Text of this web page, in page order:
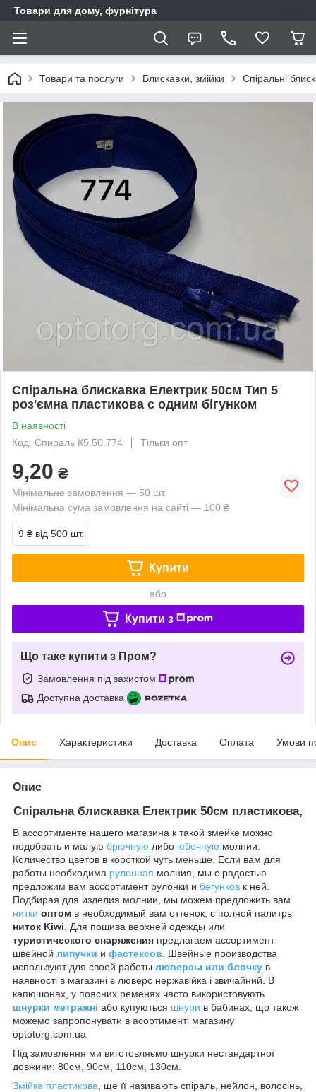
Товари для дому, фурнітура
Товари та послуги Блискавки, змійки Спіральні
Спіральна блискавка Електрик 50см Тип 5
роз'ємна пластикова с одним бігунком
В наявності
Код: Спираль К5.50.774
Тільки опт
9,20 ₴
Мінімальне замовлення — 50 шт.
Мінімальна сума замовлення на сайті — 100 ₴
9 ₴ від 500 шт.
Купити
або
Купити з
Що таке купити з Пром?
Замовлення під захистом
Доступна доставка
Опис Характеристики Доставка Оплата Умови
Опис
Спіральна блискавка Електрик 50см пластикова,
В ассортименте нашего магазина к такой змейке можно
подобрать и малую брючную либо юбочную молнии.
Количество цветов в короткой чуть меньше. Если вам для
работы необходима рулонная молния, мы с радостью
предложим вам ассортимент рулонки и бегунков к ней.
Подбирая для изделия молнии, мы можем предложить вам
нитки оптом в необходимый вам оттенок, с полной палитры
ниток Kiwi . Для пошива верхней одежды или
туристического снаряжения предлагаем ассортимент
швейной липучки и фастексов . Швейные производства
используют для своей работы люверсы или блочку в
наявності в магазині є люверс нержавійка і звичайний. В
капюшонах, у поясних ременях часто використовують
шнурки метражні або купуються шнури в бабинах, що також
можемо запропонувати в асортименті магазину
optotorg.com.ua
Під замовлення ми виготовляємо шнурки нестандартної
довжини: 80см, 90см, 110см, 130см.
Змійка пластикова , ще її називають спіраль, нейлон, волосінь,